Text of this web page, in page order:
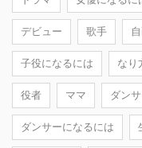
デビュー 歌手
子役になるには なり
役者 ママ ダン
ダンサーになるには